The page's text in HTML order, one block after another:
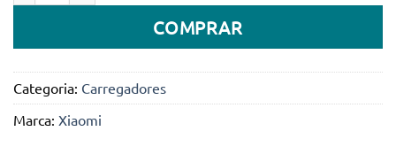
COMPRAR
Categoria: Carregadores
Marca: Xiaomi